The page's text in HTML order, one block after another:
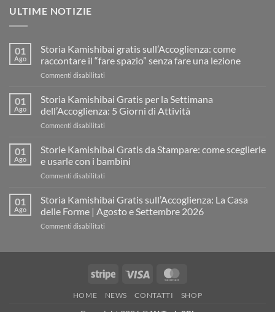
ULTIME NOTIZIE
01
Ago
Storia Kamishibai gratis sull’Accoglienza: come
raccontare il “fare spazio” senza fare una lezione
Commenti disabilitati
Kamishibai
gratis
sull’Accoglienza:
il
“fare
una
lezione
01
Ago
Storia Kamishibai Gratis per la Settimana
dell’Accoglienza: 5 Giorni di Attività
Commenti disabilitati
Kamishibai
Gratis
per
dell’Accoglienza:
Giorni
01
Ago
Storie Kamishibai Gratis da Stampare: come sceglierle
e usarle con i bambini
Commenti disabilitati
Kamishibai
Gratis
da
usarle
con
bambini
01
Ago
Storia Kamishibai Gratis sull’Accoglienza: La Casa
delle Forme | Agosto e Settembre 2026
Commenti disabilitati
La
delle
Stripe Visa
HOME NEWS CONTATTI SHOP